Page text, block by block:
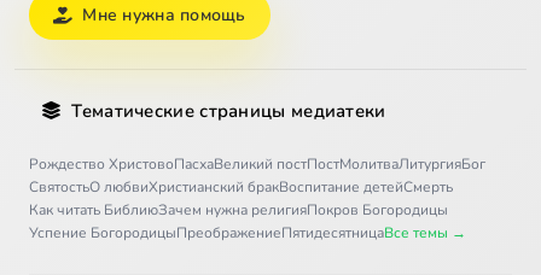
Мне нужна помощь
Тематические страницы медиатеки
Рождество ХристовоПасхаВеликий постПостМолитваЛитургияБог
СвятостьО любвиХристианский бракВоспитание детейСмерть
Как читать БиблиюЗачем нужна религияПокров Богородицы
Успение БогородицыПреображениеПятидесятницаВсе темы →